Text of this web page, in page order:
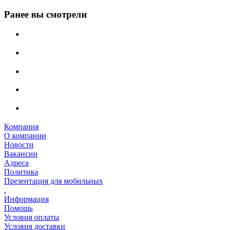
Ранее вы смотрели
Компания
О компании
Новости
Вакансии
Адреса
Политика
Презентация для мобильных
.
Информация
Помощь
Условия оплаты
Условия доставки